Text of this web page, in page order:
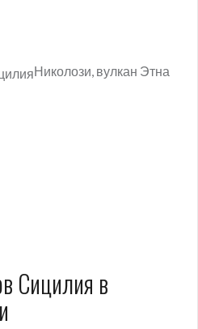
Николози, вулкан Этна
Сицилия в